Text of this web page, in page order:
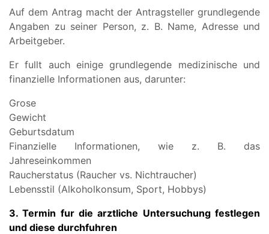
Auf dem Antrag macht der Antragsteller grundlegende
Angaben zu seiner Person, z. B. Name, Adresse und
Arbeitgeber.
Er fullt auch einige grundlegende medizinische und
finanzielle Informationen aus, darunter:
Grose
Gewicht
Geburtsdatum
Finanzielle Informationen, wie z. B. das
Jahreseinkommen
Raucherstatus (Raucher vs. Nichtraucher)
Lebensstil (Alkoholkonsum, Sport, Hobbys)
3. Termin fur die arztliche Untersuchung festlegen
und diese durchfuhren